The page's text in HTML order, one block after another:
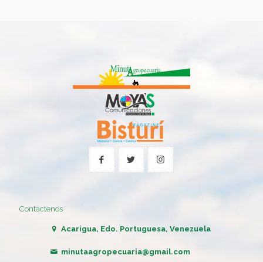
Contáctenos
Acarigua, Edo. Portuguesa, Venezuela
minutaagropecuaria@gmail.com